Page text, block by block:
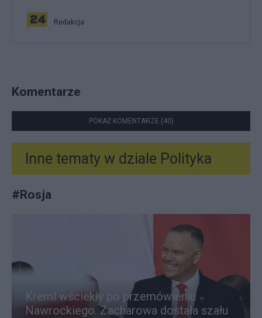
Redakcja
Komentarze
POKAŻ KOMENTARZE (40)
Inne tematy w dziale Polityka
#Rosja
Kreml wściekły po przemówieniu
Nawrockiego. Zacharowa dostała szału